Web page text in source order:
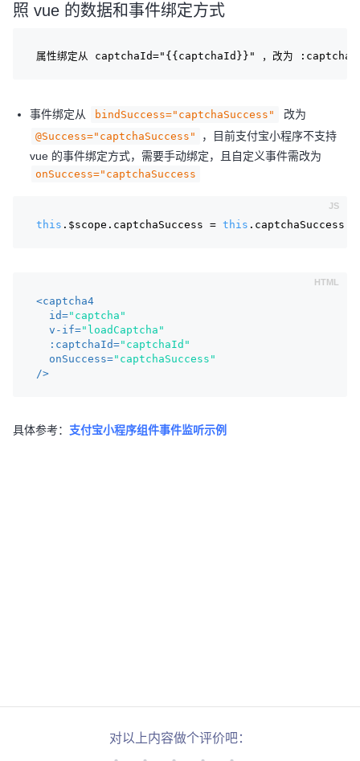
照 vue 的数据和事件绑定方式
属性绑定从 captchaId="{{captchaId}}" ，改为
事件绑定从 bindSuccess="captchaSuccess" 改为
@Success="captchaSuccess"
，目前支付宝小程序不支持
vue 的事件绑定方式，需要手动绑定，且自定义事件需改为
onSuccess="captchaSuccess
this .$scope.captchaSuccess = this
<captcha4
id="captcha"
v-if="loadCaptcha"
:captchaId="captchaId"
onSuccess="captchaSuccess"
/>
具体参考： 支付宝小程序组件事件监听示例
对以上内容做个评价吧：